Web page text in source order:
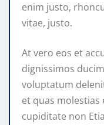
enim justo,
vitae, justo.
At vero eos et
dignissimos
voluptatum
et quas molestias
cupiditate non